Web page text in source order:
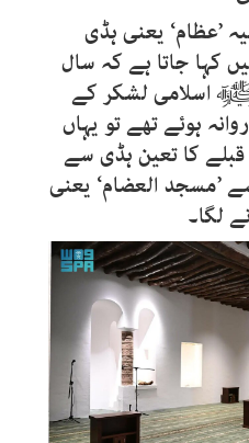
’عظام‘ یعنی ہڈی
کہا جاتا ہے کہ سال
ﷺ اسلامی لشکر کے
ہوئے تھے تو یہاں
کا تعین ہڈی سے
العضام‘ یعنی
لگا۔